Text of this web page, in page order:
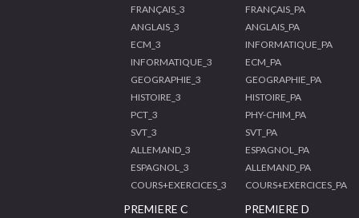
FRANÇAIS_3
ANGLAIS_3
ECM_3
INFORMATIQUE_3
GEOGRAPHIE_3
HISTOIRE_3
PCT_3
SVT_3
ALLEMAND_3
ESPAGNOL_3
COURS+EXERCICES_3
FRANÇAIS_PA
ANGLAIS_PA
INFORMATIQUE_PA
ECM_PA
GEOGRAPHIE_PA
HISTOIRE_PA
PHY-CHIM_PA
SVT_PA
ESPAGNOL_PA
ALLEMAND_PA
COURS+EXERCICES_PA
PREMIERE C PREMIERE D